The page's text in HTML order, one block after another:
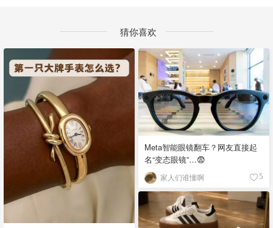
猜你喜欢
Meta智能眼镜翻车？网友直接起
名“变态眼镜”…😨
家人们谁懂啊 5